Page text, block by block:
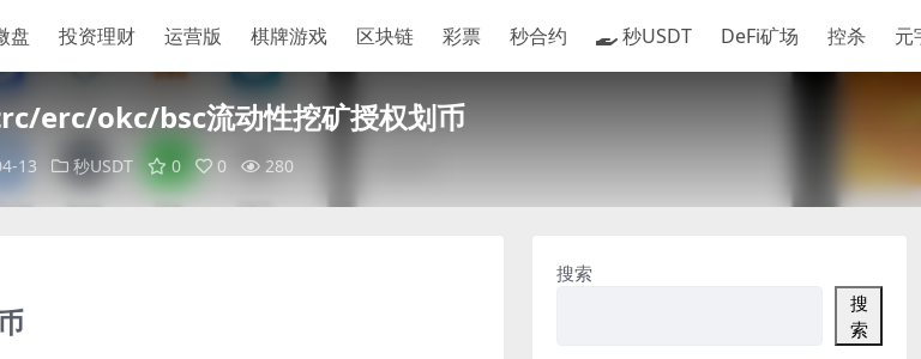
盘 投资理财 运营版 棋牌游戏 区块链 彩票 秒合约 秒USDT DeFi矿场 控杀 元
erc/okc/bsc流动性挖矿授权划币
13 秒USDT 0 0 280
搜索
搜
索